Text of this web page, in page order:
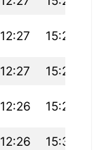
12:27 15:29
12:27 15:29
12:26 15:29
12:26 15:30